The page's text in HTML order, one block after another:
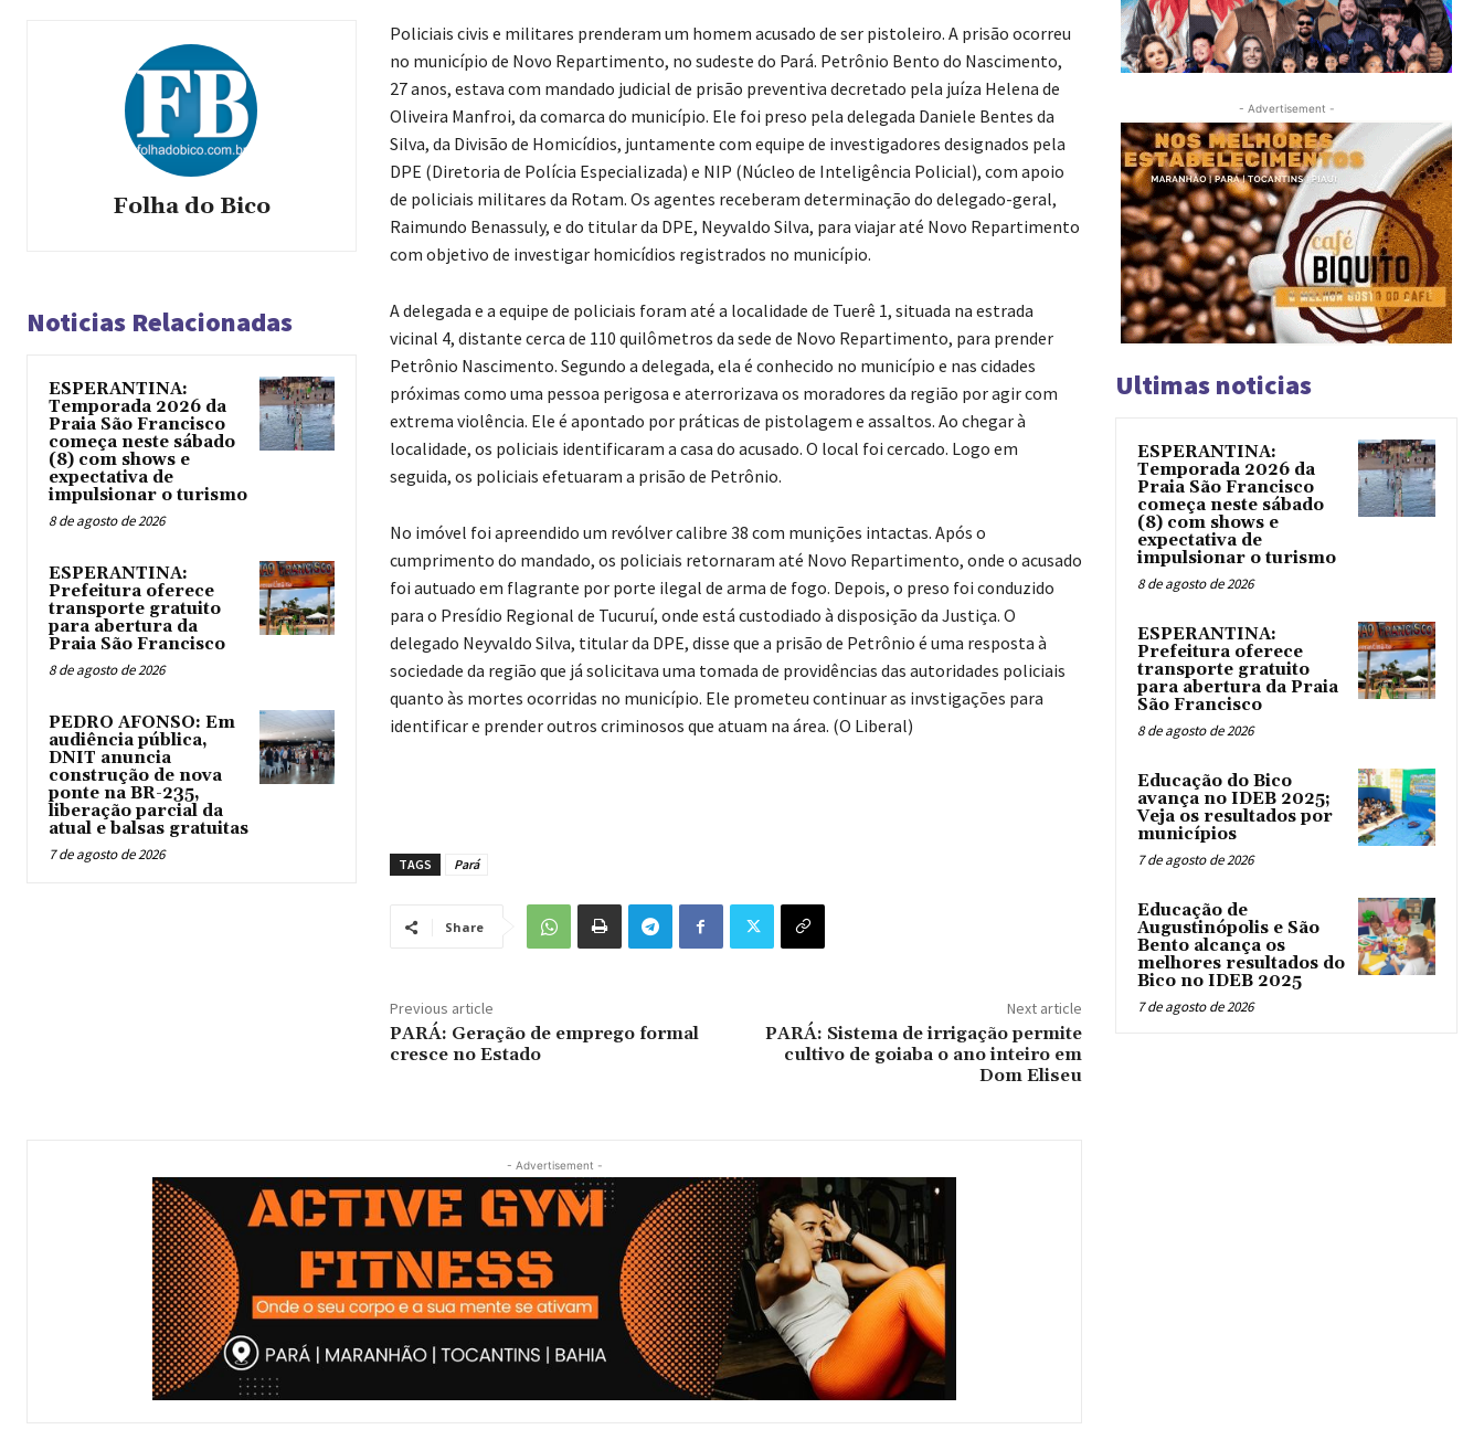
Folha do Bico
Noticias Relacionadas
ESPERANTINA:
Temporada 2026 da
Praia São Francisco
começa neste sábado
(8) com shows e
expectativa de
impulsionar o turismo
8 de agosto de 2026
ESPERANTINA:
Prefeitura oferece
transporte gratuito
para abertura da
Praia São Francisco
8 de agosto de 2026
PEDRO AFONSO: Em
audiência pública,
DNIT anuncia
construção de nova
ponte na BR-235,
liberação parcial da
atual e balsas gratuitas
7 de agosto de 2026
Policiais civis e militares prenderam um homem acusado de ser pistoleiro. A prisão ocorreu
no município de Novo Repartimento, no sudeste do Pará. Petrônio Bento do Nascimento,
27 anos, estava com mandado judicial de prisão preventiva decretado pela juíza Helena de
Oliveira Manfroi, da comarca do município. Ele foi preso pela delegada Daniele Bentes da
Silva, da Divisão de Homicídios, juntamente com equipe de investigadores designados pela
DPE (Diretoria de Polícia Especializada) e NIP (Núcleo de Inteligência Policial), com apoio
de policiais militares da Rotam. Os agentes receberam determinação do delegado-geral,
Raimundo Benassuly, e do titular da DPE, Neyvaldo Silva, para viajar até Novo Repartimento
com objetivo de investigar homicídios registrados no município.
A delegada e a equipe de policiais foram até a localidade de Tuerê 1, situada na estrada
vicinal 4, distante cerca de 110 quilômetros da sede de Novo Repartimento, para prender
Petrônio Nascimento. Segundo a delegada, ela é conhecido no município e nas cidades
próximas como uma pessoa perigosa e aterrorizava os moradores da região por agir com
extrema violência. Ele é apontado por práticas de pistolagem e assaltos. Ao chegar à
localidade, os policiais identificaram a casa do acusado. O local foi cercado. Logo em
seguida, os policiais efetuaram a prisão de Petrônio.
No imóvel foi apreendido um revólver calibre 38 com munições intactas. Após o
cumprimento do mandado, os policiais retornaram até Novo Repartimento, onde o acusado
foi autuado em flagrante por porte ilegal de arma de fogo. Depois, o preso foi conduzido
para o Presídio Regional de Tucuruí, onde está custodiado à disposição da Justiça. O
delegado Neyvaldo Silva, titular da DPE, disse que a prisão de Petrônio é uma resposta à
sociedade da região que já solicitava uma tomada de providências das autoridades policiais
quanto às mortes ocorridas no município. Ele prometeu continuar as invstigações para
identificar e prender outros criminosos que atuam na área. (O Liberal)
TAGS Pará
Share
Previous article
PARÁ: Geração de emprego formal
cresce no Estado
Next article
PARÁ: Sistema de irrigação permite
cultivo de goiaba o ano inteiro em
Dom Eliseu
- Advertisement -
- Advertisement -
Ultimas noticias
ESPERANTINA:
Temporada 2026 da
Praia São Francisco
começa neste sábado
(8) com shows e
expectativa de
impulsionar o turismo
8 de agosto de 2026
ESPERANTINA:
Prefeitura oferece
transporte gratuito
para abertura da Praia
São Francisco
8 de agosto de 2026
Educação do Bico
avança no IDEB 2025;
Veja os resultados por
municípios
7 de agosto de 2026
Educação de
Augustinópolis e São
Bento alcança os
melhores resultados do
Bico no IDEB 2025
7 de agosto de 2026